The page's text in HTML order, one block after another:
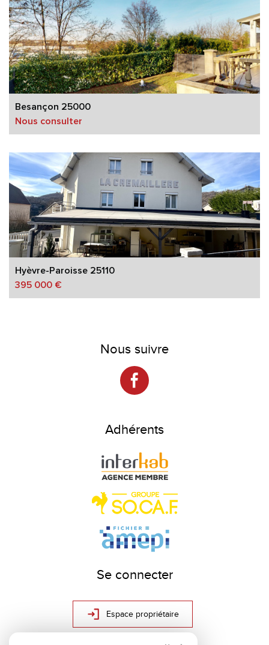
Besançon 25000
Nous consulter
Hyèvre-Paroisse 25110
395 000 €
Nous suivre
Adhérents
Se connecter
Espace propriétaire